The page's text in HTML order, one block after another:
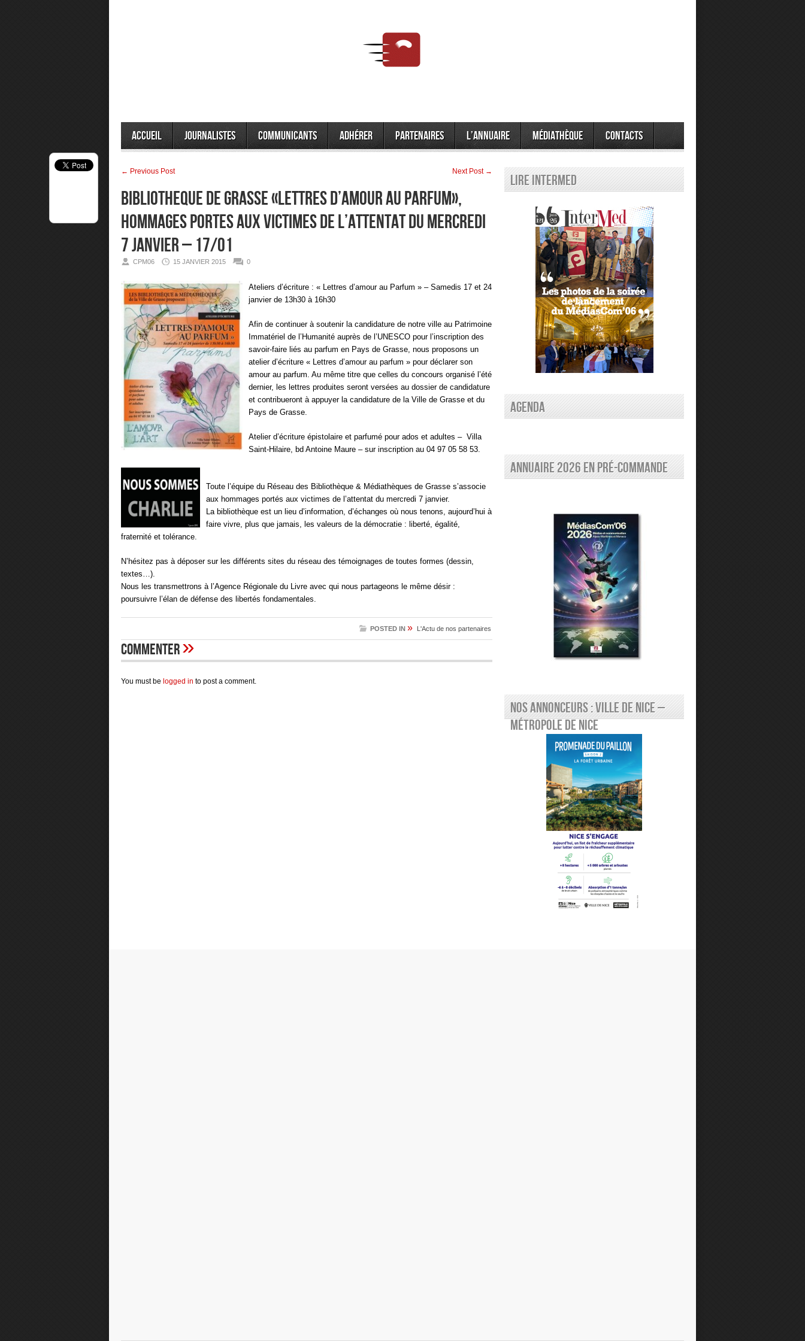
Accueil Journalistes Communicants Adhérer Partenaires L’annuaire Médiathèque Contacts
← Previous Post Next Post →
BIBLIOTHEQUE DE GRASSE «LETTRES D’AMOUR AU PARFUM»,
HOMMAGES PORTES AUX VICTIMES DE L’ATTENTAT DU MERCREDI
7 JANVIER – 17/01
CPM06 15 JANVIER 2015 0
Ateliers d’écriture : « Lettres d’amour au Parfum » – Samedis 17 et 24
janvier de 13h30 à 16h30
Afin de continuer à soutenir la candidature de notre ville au Patrimoine
Immatériel de l’Humanité auprès de l’UNESCO pour l’inscription des
savoir-faire liés au parfum en Pays de Grasse, nous proposons un
atelier d’écriture « Lettres d’amour au parfum » pour déclarer son
amour au parfum. Au même titre que celles du concours organisé l’été
dernier, les lettres produites seront versées au dossier de candidature
et contribueront à appuyer la candidature de la Ville de Grasse et du
Pays de Grasse.
Atelier d’écriture épistolaire et parfumé pour ados et adultes – Villa
Saint-Hilaire, bd Antoine Maure – sur inscription au 04 97 05 58 53.
Toute l’équipe du Réseau des Bibliothèque & Médiathèques de Grasse s’associe
aux hommages portés aux victimes de l’attentat du mercredi 7 janvier.
La bibliothèque est un lieu d’information, d’échanges où nous tenons, aujourd’hui à
faire vivre, plus que jamais, les valeurs de la démocratie : liberté, égalité,
fraternité et tolérance.
N’hésitez pas à déposer sur les différents sites du réseau des témoignages de toutes formes (dessin,
textes…).
Nous les transmettrons à l’Agence Régionale du Livre avec qui nous partageons le même désir :
poursuivre l’élan de défense des libertés fondamentales.
POSTED IN » L'Actu de nos partenaires
Commenter»
You must be logged in to post a comment.
Lire Intermed
AGENDA
Annuaire 2026 en pré-commande
Nos annonceurs : Ville de Nice –
Métropole de Nice